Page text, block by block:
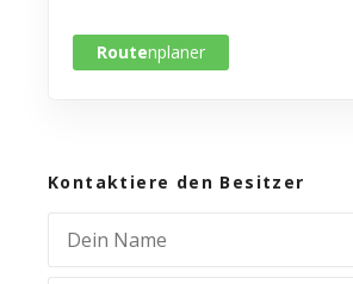
Routenplaner
Kontaktiere den Besitzer